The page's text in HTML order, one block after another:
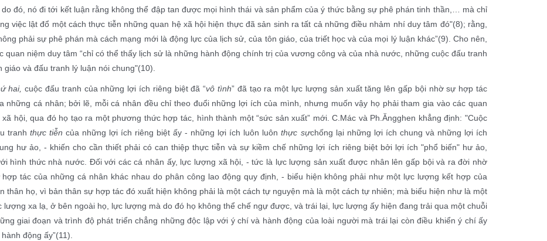
do đó, nó đi tới kết luận rằng không thể đập tan được mọi hình thái và sản phẩm của ý thức bằng sự phê phán tinh thần,… mà chỉ
việc lật đổ một cách thực tiễn những quan hệ xã hội hiện thực đã sản sinh ra tất cả những điều nhảm nhí duy tâm đó"(8); rằng,
phải sự phê phán mà cách mạng mới là động lực của lịch sử, của tôn giáo, của triết học và của mọi lý luận khác”(9) . Cho nên,
quan niệm duy tâm “chỉ có thể thấy lịch sử là những hành động chính trị của vương công và của nhà nước, những cuộc đấu tranh
giáo và đấu tranh lý luận nói chung"(10)
hai,cuộc đấu tranh của những lợi ích riêng biệt đã “vô tình” đã tạo ra một lực lượng sản xuất tăng lên gấp bội nhờ sự hợp tác
những cá nhân; bởi lẽ, mỗi cá nhân đều chỉ theo đuổi những lợi ích của mình, nhưng muốn vậy họ phải tham gia vào các quan
xã hội, qua đó họ tạo ra một phương thức hợp tác, hình thành một “sức sản xuất” mới. C.Mác và Ph.Ăngghen khẳng định: "Cuộc
tranh thực tiễn của những lợi ích riêng biệt ấy - những lợi ích luôn luônthực sựchống lại những lợi ích chung và những lợi ích
hư ảo, - khiến cho cần thiết phải có can thiệp thực tiễn và sự kiềm chế những lợi ích riêng biệt bởi lợi ích "phổ biến" hư ảo,
hình thức nhà nước. Đối với các cá nhân ấy, lực lượng xã hội, - tức là lực lượng sản xuất được nhân lên gấp bội và ra đời nhờ
hợp tác của những cá nhân khác nhau do phân công lao động quy định, - biểu hiện không phải như một lực lượng kết hợp của
thân họ, vì bản thân sự hợp tác đó xuất hiện không phải là một cách tự nguyện mà là một cách tự nhiên; mà biểu hiện như là một
lượng xa lạ, ở bên ngoài họ, lực lượng mà do đó họ không thể chế ngự được, và trái lại, lực lượng ấy hiện đang trải qua một chuỗi
giai đoạn và trình độ phát triển chẳng những độc lập với ý chí và hành động của loài người mà trái lại còn điều khiển ý chí ấy
động ấy”(11).